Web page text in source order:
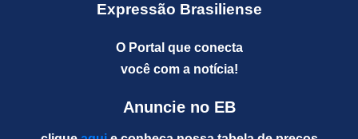
Expressão Brasiliense
O Portal que conecta
você com a notícia!
Anuncie no EB